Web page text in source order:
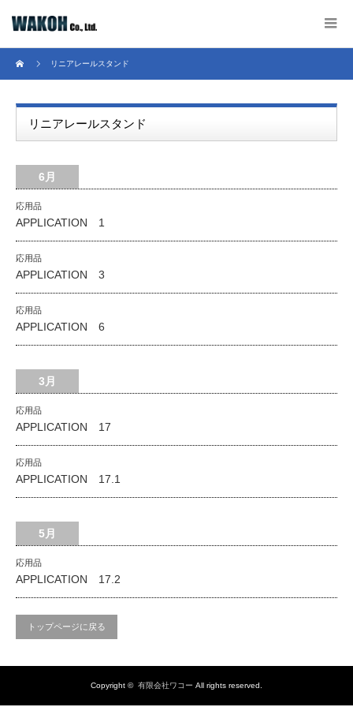
リニアレールスタンド
リニアレールスタンド
6月
応用品
APPLICATION 1
応用品
APPLICATION 3
応用品
APPLICATION 6
3月
応用品
APPLICATION 17
応用品
APPLICATION 17.1
5月
応用品
APPLICATION 17.2
トップページに戻る
Copyright © 有限会社ワコー All rights reserved.